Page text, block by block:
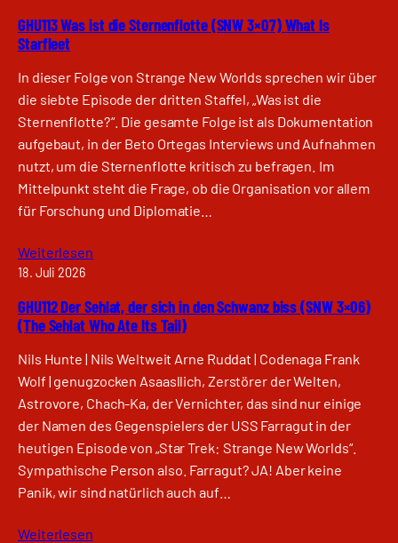
GHU113 Was ist die Sternenflotte (SNW 3×07) What Is
Starfleet
In dieser Folge von Strange New Worlds sprechen wir über
die siebte Episode der dritten Staffel, „Was ist die
Sternenflotte?“. Die gesamte Folge ist als Dokumentation
aufgebaut, in der Beto Ortegas Interviews und Aufnahmen
nutzt, um die Sternenflotte kritisch zu befragen. Im
Mittelpunkt steht die Frage, ob die Organisation vor allem
für Forschung und Diplomatie…
Weiterlesen
18. Juli 2026
GHU112 Der Sehlat, der sich in den Schwanz biss (SNW 3×06)
(The Sehlat Who Ate Its Tail)
Nils Hunte | Nils Weltweit Arne Ruddat | Codenaga Frank
Wolf | genugzocken Asaasllich, Zerstörer der Welten,
Astrovore, Chach-Ka, der Vernichter, das sind nur einige
der Namen des Gegenspielers der USS Farragut in der
heutigen Episode von „Star Trek: Strange New Worlds“.
Sympathische Person also. Farragut? JA! Aber keine
Panik, wir sind natürlich auch auf…
Weiterlesen